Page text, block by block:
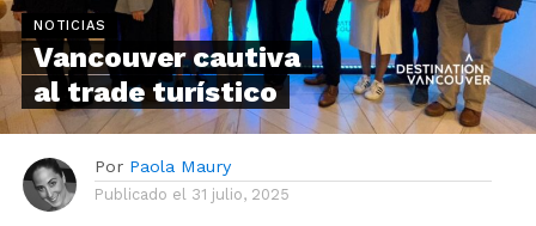
NOTICIAS
Vancouver cautiva
al trade turístico
Por Paola Maury
Publicado el 31 julio, 2025